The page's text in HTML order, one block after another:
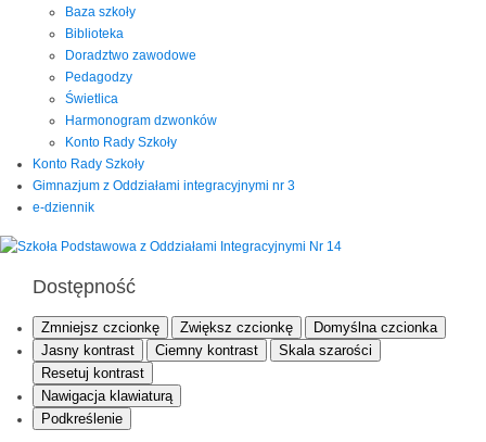
Baza szkoły
Biblioteka
Doradztwo zawodowe
Pedagodzy
Świetlica
Harmonogram dzwonków
Konto Rady Szkoły
Konto Rady Szkoły
Gimnazjum z Oddziałami integracyjnymi nr 3
e-dziennik
Dostępność
Zmniejsz czcionkę Zwiększ czcionkę
Domyślna czcionka
Jasny kontrast
Ciemny kontrast
Skala szarości
Resetuj kontrast
Nawigacja klawiaturą
Podkreślenie